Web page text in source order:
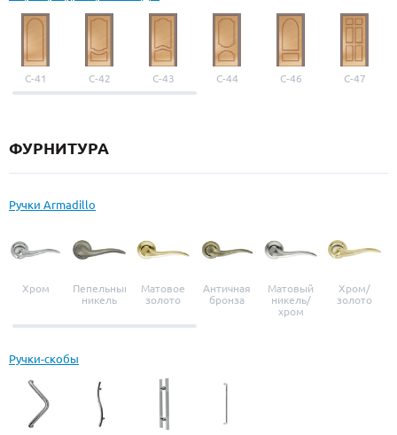
С-41 С-42 С-43 С-44 С-46 С-47
ФУРНИТУРА
Ручки Armadillo
Хром
Пепельный
никель
Матовое
золото
Античная
бронза
Матовый
никель/
хром
Хром/
золото
Ручки-скобы